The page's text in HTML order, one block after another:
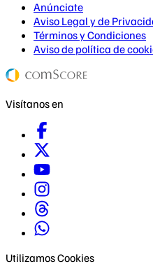
Anúnciate
Aviso Legal y de
Términos y Condiciones
Aviso de política de
Visítanos en
Utilizamos Cookies